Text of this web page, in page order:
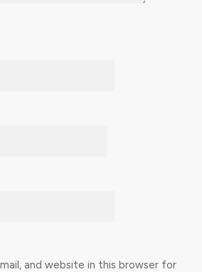
and website in this browser for